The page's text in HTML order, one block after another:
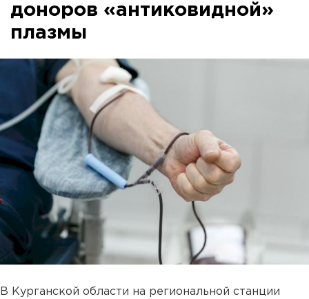
доноров «антиковидной»
плазмы
В Курганской области на региональной станции